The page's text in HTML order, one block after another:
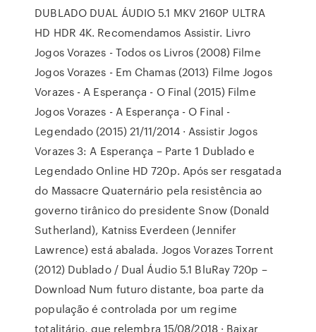
DUBLADO DUAL ÁUDIO 5.1 MKV 2160P ULTRA
HD HDR 4K. Recomendamos Assistir. Livro
Jogos Vorazes - Todos os Livros (2008) Filme
Jogos Vorazes - Em Chamas (2013) Filme Jogos
Vorazes - A Esperança - O Final (2015) Filme
Jogos Vorazes - A Esperança - O Final -
Legendado (2015) 21/11/2014 · Assistir Jogos
Vorazes 3: A Esperança – Parte 1 Dublado e
Legendado Online HD 720p. Após ser resgatada
do Massacre Quaternário pela resistência ao
governo tirânico do presidente Snow (Donald
Sutherland), Katniss Everdeen (Jennifer
Lawrence) está abalada. Jogos Vorazes Torrent
(2012) Dublado / Dual Áudio 5.1 BluRay 720p –
Download Num futuro distante, boa parte da
população é controlada por um regime
totalitário, que relembra 15/08/2018 · Baixar